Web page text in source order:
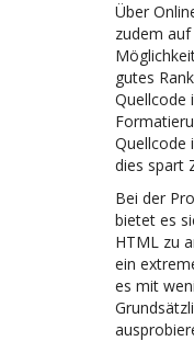
Über
zudem
gutes
Quellcode
Quellcode
dies spart
Bei der
bietet es
HTML zu
ein
es mit